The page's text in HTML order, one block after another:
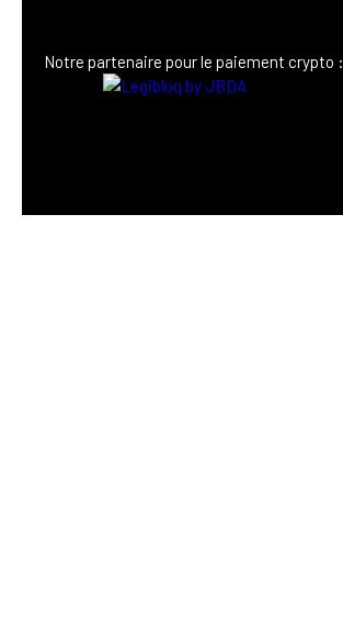
Notre partenaire pour le paiement crypto :